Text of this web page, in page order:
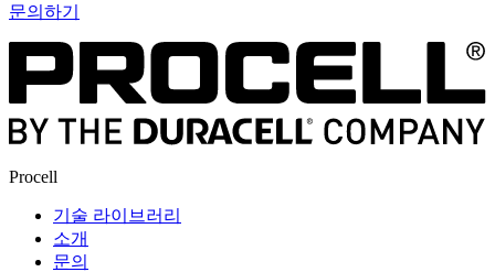
문의하기
Procell
기술 라이브러리
소개
문의